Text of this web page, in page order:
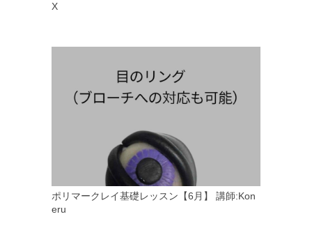
X
ポリマークレイ基礎レッスン【6月】 講師:Kon
eru